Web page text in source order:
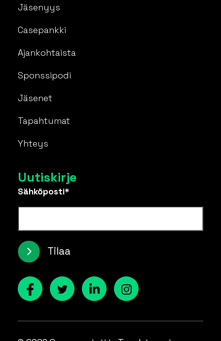
Jäsenyys
Casepankki
Ajankohtaista
Sponssipodi
Jäsenet
Tapahtumat
Yhteys
Uutiskirje
Sähköposti*
Tilaa